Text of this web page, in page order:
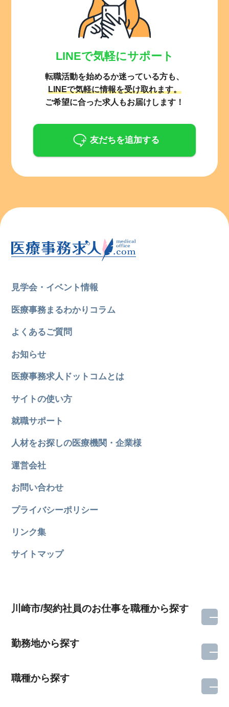
LINEで気軽にサポート
転職活動を始めるか迷っている方も、
LINEで気軽に情報を受け取れます。
ご希望に合った求人もお届けします！
友だちを追加する
見学会・イベント情報
医療事務まるわかりコラム
よくあるご質問
お知らせ
医療事務求人ドットコムとは
サイトの使い方
就職サポート
人材をお探しの医療機関・企業様
運営会社
お問い合わせ
プライバシーポリシー
リンク集
サイトマップ
川崎市/契約社員のお仕事を職種から探す
勤務地から探す
職種から探す